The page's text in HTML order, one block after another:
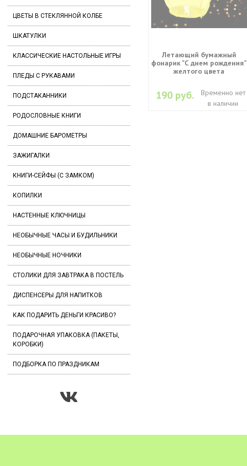
ЦВЕТЫ В СТЕКЛЯННОЙ КОЛБЕ
ШКАТУЛКИ
КЛАССИЧЕСКИЕ НАСТОЛЬНЫЕ ИГРЫ
ПЛЕДЫ С РУКАВАМИ
ПОДСТАКАННИКИ
РОДОСЛОВНЫЕ КНИГИ
ДОМАШНИЕ БАРОМЕТРЫ
ЗАЖИГАЛКИ
КНИГИ-СЕЙФЫ (С ЗАМКОМ)
КОПИЛКИ
НАСТЕННЫЕ КЛЮЧНИЦЫ
НЕОБЫЧНЫЕ ЧАСЫ И БУДИЛЬНИКИ
НЕОБЫЧНЫЕ НОЧНИКИ
СТОЛИКИ ДЛЯ ЗАВТРАКА В ПОСТЕЛЬ
ДИСПЕНСЕРЫ ДЛЯ НАПИТКОВ
КАК ПОДАРИТЬ ДЕНЬГИ КРАСИВО?
ПОДАРОЧНАЯ УПАКОВКА (ПАКЕТЫ,
КОРОБКИ)
ПОДБОРКА ПО ПРАЗДНИКАМ
Летающий бумажный
фонарик "С днем рождения"
желтого цвета
190 руб.
Временно нет
в наличии